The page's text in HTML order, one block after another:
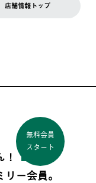
店舗情報トップ
無料会員
スタート
ー会員。